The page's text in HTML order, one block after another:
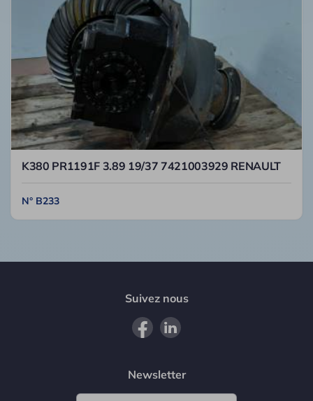
K380 PR1191F 3.89 19/37 7421003929 RENAULT
N° B233
Suivez nous
Newsletter